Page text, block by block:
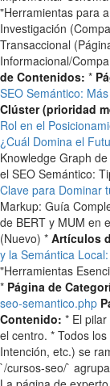
"Herramientas para
Investigación
Transaccional
Informacional/
de Contenidos: *
SEO Semántico:
Clúster (prioridad
Rol en el
¿Cuál Domina el
Knowledge Graph
el SEO Semántico:
Clave para Dominar
Markup: Guía
de BERT y MUM en
(Nuevo) * Artículos
y la Semántica
"Herramientas
* Página de
seo-semantico.php
Contenido: * El
el centro. * Todos
Intención, etc.) se
`/cursos-seo/`